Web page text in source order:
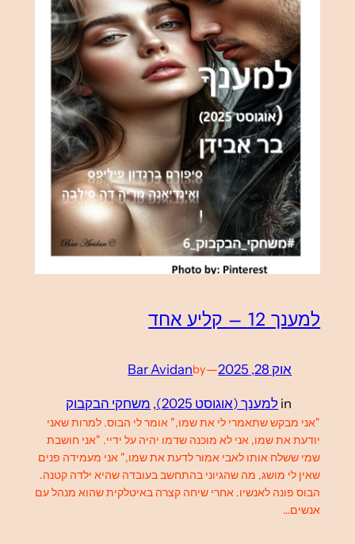
למענך 12 – קליע אחד
אוק 28, 2025 —
by
Bar Avidan
in למענך (אוגוסט 2025) , משחקי הבקבוק
"אני מבקש שתאמרי לי את שמו," אומר לי הבוס. למרות שאני
יודעת את שמו, אני לא מוכנה שדמו יהיה על ידיי. "אני חושבת
שמי ששלח אותו לאבי אמור לדעת את שמו," אני מעמידה פנים
שאין לי מושג, מה שהגיוני בהתחשב בעובדה שהיא ילדה קטנה.
הבוס פונה לאנשיו. אחרי שיחה קצרה באיטלקית שהוא מנהל עם
אנשים…